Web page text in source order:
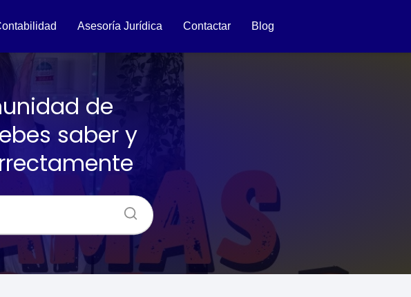
Asesoría Jurídica Contactar Blog
de
saber y